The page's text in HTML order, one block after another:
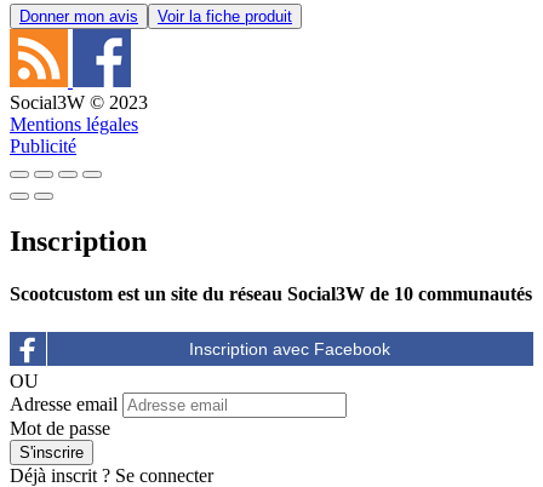
Donner mon avis Voir la fiche produit
Social3W © 2023
Mentions légales
Publicité
Inscription
Scootcustom est un site du réseau Social3W de 10 communautés
OU
Adresse email
Mot de passe
Déjà inscrit ? Se connecter